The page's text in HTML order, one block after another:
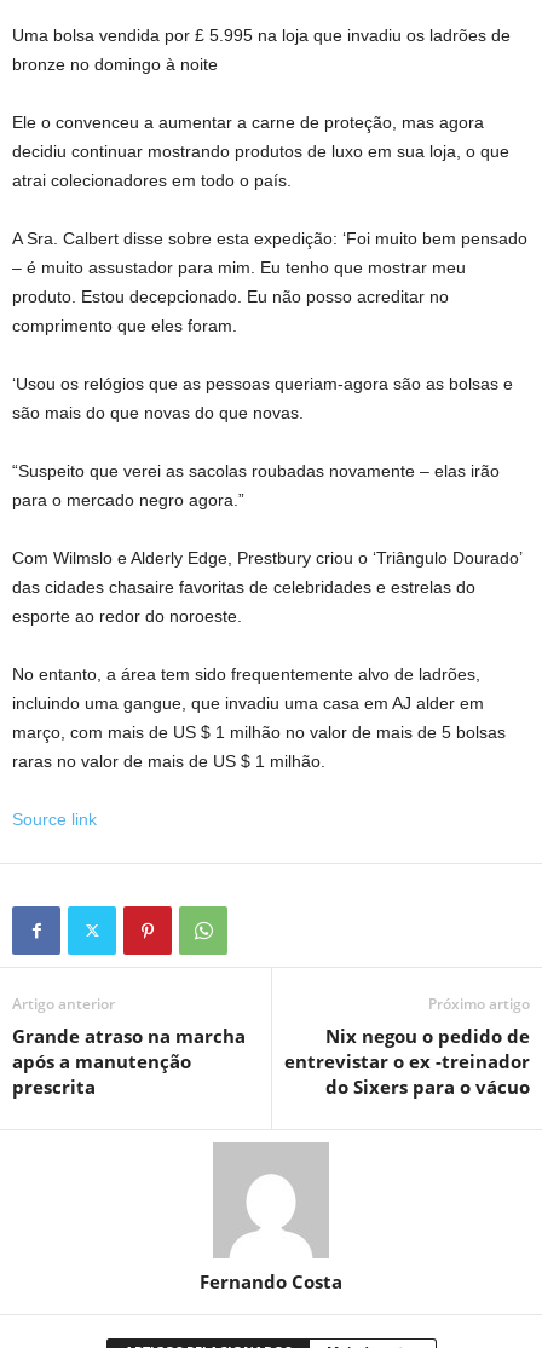
Uma bolsa vendida por £ 5.995 na loja que invadiu os ladrões de
bronze no domingo à noite
Ele o convenceu a aumentar a carne de proteção, mas agora
decidiu continuar mostrando produtos de luxo em sua loja, o que
atrai colecionadores em todo o país.
A Sra. Calbert disse sobre esta expedição: ‘Foi muito bem pensado
– é muito assustador para mim. Eu tenho que mostrar meu
produto. Estou decepcionado. Eu não posso acreditar no
comprimento que eles foram.
‘Usou os relógios que as pessoas queriam-agora são as bolsas e
são mais do que novas do que novas.
“Suspeito que verei as sacolas roubadas novamente – elas irão
para o mercado negro agora.”
Com Wilmslo e Alderly Edge, Prestbury criou o ‘Triângulo Dourado’
das cidades chasaire favoritas de celebridades e estrelas do
esporte ao redor do noroeste.
No entanto, a área tem sido frequentemente alvo de ladrões,
incluindo uma gangue, que invadiu uma casa em AJ alder em
março, com mais de US $ 1 milhão no valor de mais de 5 bolsas
raras no valor de mais de US $ 1 milhão.
Source link
Artigo anterior
Grande atraso na marcha
após a manutenção
prescrita
Próximo artigo
Nix negou o pedido de
entrevistar o ex -treinador
do Sixers para o vácuo
Fernando Costa